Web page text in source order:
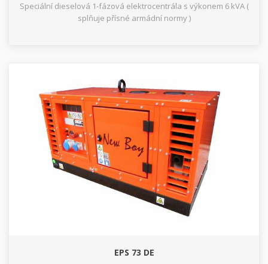
Speciální dieselová 1-fázová elektrocentrála s výkonem 6 kVA (
splňuje přísné armádní normy )
EPS 73 DE